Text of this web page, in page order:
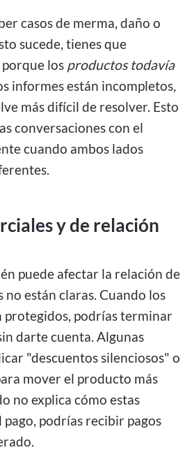
casos de merma, daño o
sucede, tienes que
los productos todavía
informes están incompletos,
más difícil de resolver. Esto
conversaciones con el
cuando ambos lados
y de relación
puede afectar la relación de
no están claras. Cuando los
protegidos, podrías terminar
darte cuenta. Algunas
"descuentos silenciosos" o
mover el producto más
no explica cómo estas
pago, podrías recibir pagos